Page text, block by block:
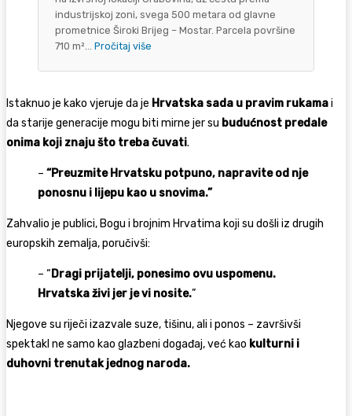
industrijskoj zoni, svega 500 metara od glavne
prometnice Široki Brijeg – Mostar. Parcela površine
710 m²... Pročitaj više
Istaknuo je kako vjeruje da je Hrvatska sada u pravim rukamai
da starije generacije mogu biti mirne jer su budućnost predale
onima koji znaju što treba čuvati.
– “Preuzmite Hrvatsku potpuno, napravite od nje
ponosnu i lijepu kao u snovima.”
Zahvalio je publici, Bogu i brojnim Hrvatima koji su došli iz drugih
europskih zemalja, poručivši:
– “Dragi prijatelji, ponesimo ovu uspomenu.
Hrvatska živi jer je vi nosite.”
Njegove su riječi izazvale suze, tišinu, ali i ponos – završivši
spektakl ne samo kao glazbeni događaj, već kao kulturni i
duhovni trenutak jednog naroda.